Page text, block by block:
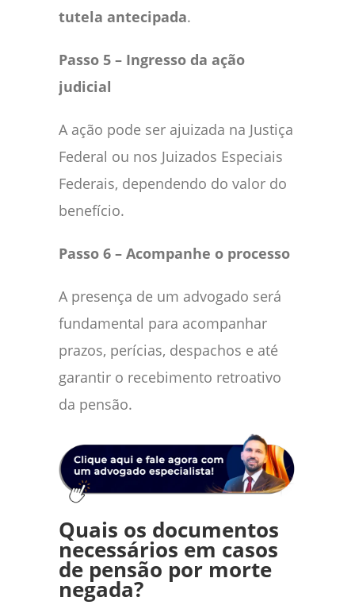
tutela antecipada.
Passo 5 – Ingresso da ação
judicial
A ação pode ser ajuizada na Justiça
Federal ou nos Juizados Especiais
Federais, dependendo do valor do
benefício.
Passo 6 – Acompanhe o processo
A presença de um advogado será
fundamental para acompanhar
prazos, perícias, despachos e até
garantir o recebimento retroativo
da pensão.
Quais os documentos
necessários em casos
de pensão por morte
negada?